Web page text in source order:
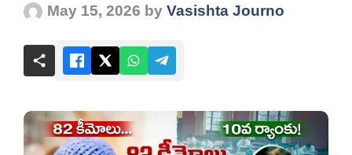
May 15, 2026 by Vasishta Journo